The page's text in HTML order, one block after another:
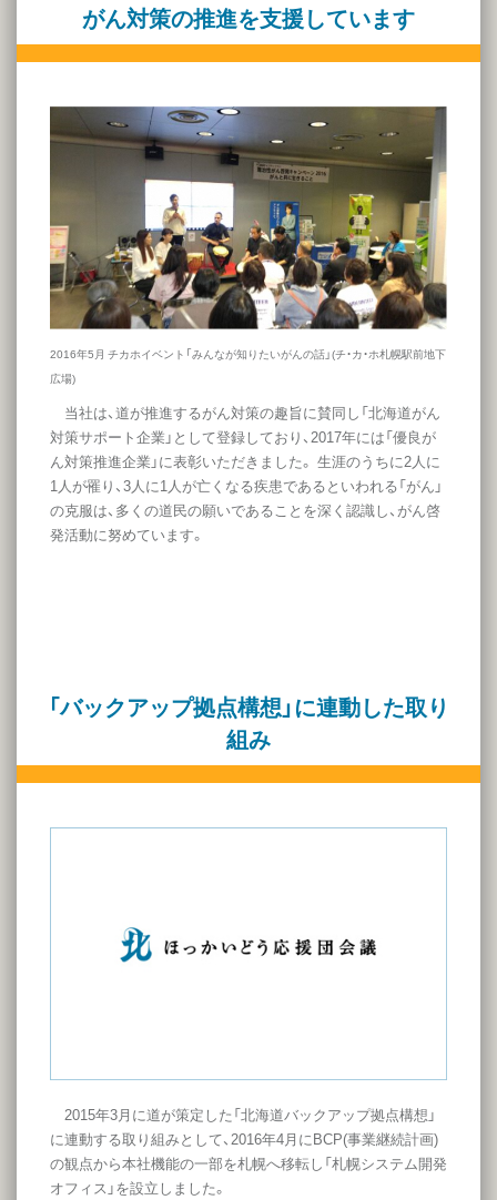
がん対策の推進を支援しています
2016年5月 チカホイベント「みんなが知りたいがんの話」(チ・カ・ホ札幌駅前地下
広場)
当社は、道が推進するがん対策の趣旨に賛同し「北海道がん
対策サポート企業」として登録しており、2017年には「優良が
ん対策推進企業」に表彰いただきました。 生涯のうちに2人に
1人が罹り、3人に1人が亡くなる疾患であるといわれる「がん」
の克服は、多くの道民の願いであることを深く認識し、がん啓
発活動に努めています。
「バックアップ拠点構想」に連動した取り
組み
2015年3月に道が策定した「北海道バックアップ拠点構想」
に連動する取り組みとして、2016年4月にBCP(事業継続計画)
の観点から本社機能の一部を札幌へ移転し「札幌システム開発
オフィス」を設立しました。